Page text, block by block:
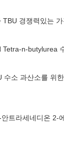
경쟁력있는
n-butylurea
수소 과산소를 위
트라세네디온 2-